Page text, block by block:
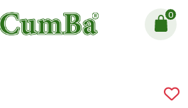
0